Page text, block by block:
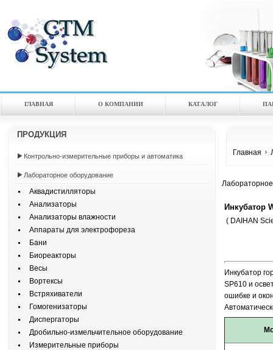
ГЛАВНАЯ О КОМПАНИИ КАТАЛOГ
ПРОДУКЦИЯ
Контрольно-измерительные приборы и автоматика
Лабораторное оборудование
Аквадистилляторы
Анализаторы
Анализаторы влажности
Аппараты для электрофореза
Бани
Биореакторы
Весы
Вортексы
Встряхиватели
Гомогенизаторы
Диспергаторы
Дробильно-измельчительное оборудование
Измерительные приборы
Главная
Инкубатор
( DAIHAN
Инкубатор
SP610 и
ошибке и